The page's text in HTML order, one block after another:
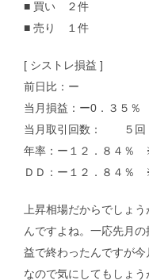
■ 買い ２件
■ 売り １件
[ シストレ損益 ]
前日比：ー
当月損益：ー0．３５％
当月取引回数： ５回
年率：ー１２．８４％
ＤＤ：ー１２．８４％
上昇相場だからでしょ
んですよね。一応先月
益で終わったんですが
なので気にしてもしょ